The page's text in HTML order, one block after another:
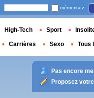
mémorisez
High-Tech Sport
Carrières Sexo Tous
Pas encore
Proposez